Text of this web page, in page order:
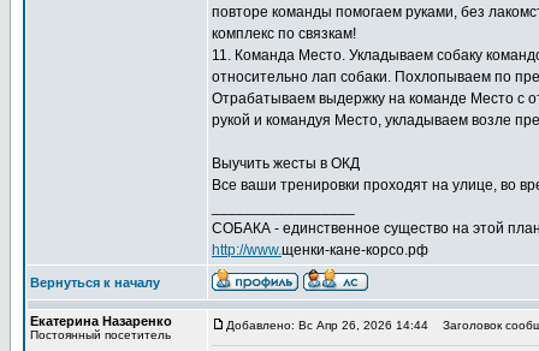
повторе команды помогаем руками, без
комплекс по связкам!
11. Команда Место. Укладываем собаку
относительно лап собаки. Похлопываем по
Отрабатываем выдержку на команде Место с
рукой и командуя Место, укладываем возле
Выучить жесты в ОКД
Все ваши тренировки проходят на улице, во
СОБАКА - единственное существо на этой
http://www.щенки-кане-корсо.рф
Вернуться к началу
Екатерина Назаренко
Постоянный посетитель
Добавлено: Вс Апр 26, 2026 14:44 Заголовок